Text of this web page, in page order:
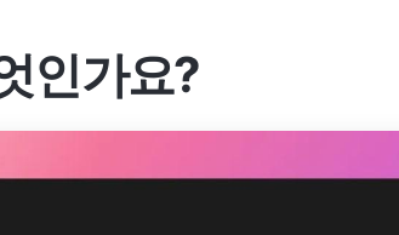
인가요?